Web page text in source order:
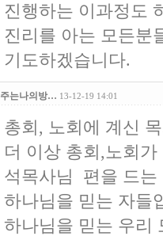
진행하는 이과정도
진리를 아는 모든분
기도하겠습니다.
주는나의방… 13-12-19 14:01
총회, 노회에 계신
더 이상 총회,노회
석목사님 편을 드는
하나님을 믿는 자들
하나님을 믿는 우리